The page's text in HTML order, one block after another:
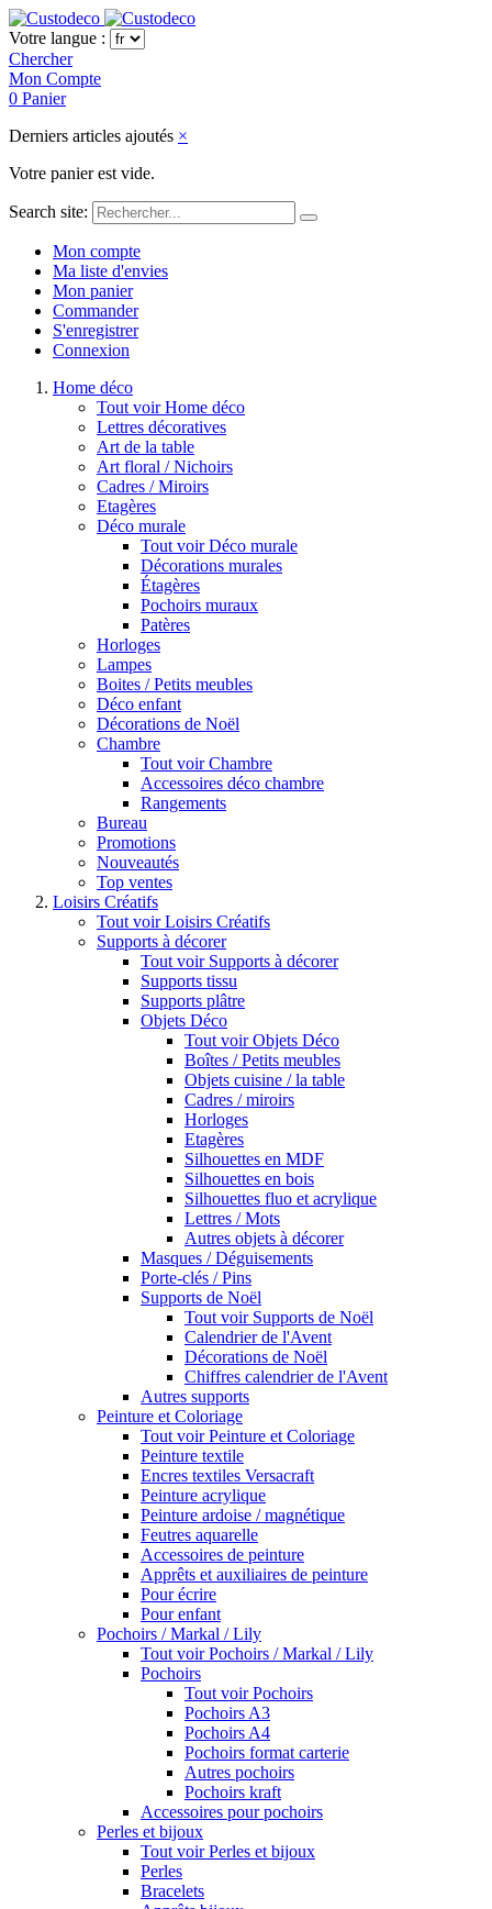
Votre langue :
Chercher
Mon Compte
0 Panier
Derniers articles ajoutés ×
Votre panier est vide.
Search site:
Mon compte
Ma liste d'envies
Mon panier
Commander
S'enregistrer
Connexion
Home déco
Tout voir Home déco
Lettres décoratives
Art de la table
Art floral / Nichoirs
Cadres / Miroirs
Etagères
Déco murale
Tout voir Déco murale
Décorations murales
Étagères
Pochoirs muraux
Patères
Horloges
Lampes
Boites / Petits meubles
Déco enfant
Décorations de Noël
Chambre
Tout voir Chambre
Accessoires déco chambre
Rangements
Bureau
Promotions
Nouveautés
Top ventes
Loisirs Créatifs
Tout voir Loisirs Créatifs
Supports à décorer
Tout voir Supports à décorer
Supports tissu
Supports plâtre
Objets Déco
Tout voir Objets Déco
Boîtes / Petits meubles
Objets cuisine / la table
Cadres / miroirs
Horloges
Etagères
Silhouettes en MDF
Silhouettes en bois
Silhouettes fluo et acrylique
Lettres / Mots
Autres objets à décorer
Masques / Déguisements
Porte-clés / Pins
Supports de Noël
Tout voir Supports de Noël
Calendrier de l'Avent
Décorations de Noël
Chiffres calendrier de l'Avent
Autres supports
Peinture et Coloriage
Tout voir Peinture et Coloriage
Peinture textile
Encres textiles Versacraft
Peinture acrylique
Peinture ardoise / magnétique
Feutres aquarelle
Accessoires de peinture
Apprêts et auxiliaires de peinture
Pour écrire
Pour enfant
Pochoirs / Markal / Lily
Tout voir Pochoirs / Markal / Lily
Pochoirs
Tout voir Pochoirs
Pochoirs A3
Pochoirs A4
Pochoirs format carterie
Autres pochoirs
Pochoirs kraft
Accessoires pour pochoirs
Perles et bijoux
Tout voir Perles et bijoux
Perles
Bracelets